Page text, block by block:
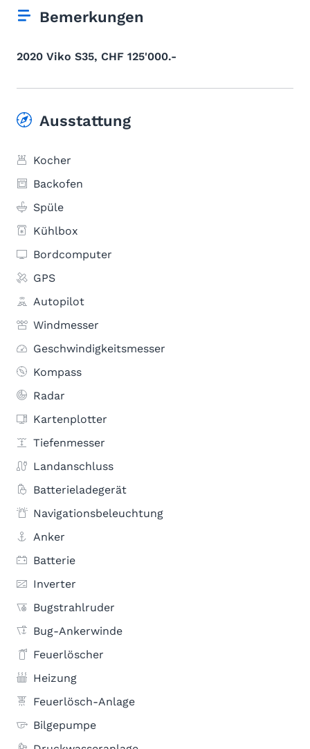
Bemerkungen
2020 Viko S35, CHF 125'000.-
Ausstattung
Kocher
Backofen
Spüle
Kühlbox
Bordcomputer
GPS
Autopilot
Windmesser
Geschwindigkeitsmesser
Kompass
Radar
Kartenplotter
Tiefenmesser
Landanschluss
Batterieladegerät
Navigationsbeleuchtung
Anker
Batterie
Inverter
Bugstrahlruder
Bug-Ankerwinde
Feuerlöscher
Heizung
Feuerlösch-Anlage
Bilgepumpe